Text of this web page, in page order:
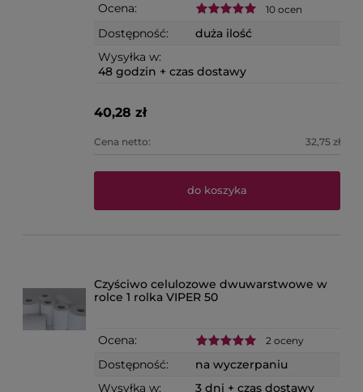
Ocena: 10 ocen
Dostępność:
duża ilość
Wysyłka w:
48 godzin + czas dostawy
40,28 zł
Cena netto: 32,75 zł
do koszyka
Czyściwo celulozowe dwuwarstwowe w
rolce 1 rolka VIPER 50
Ocena: 2 oceny
Dostępność:
na wyczerpaniu
Wysyłka w:
3 dni + czas dostawy